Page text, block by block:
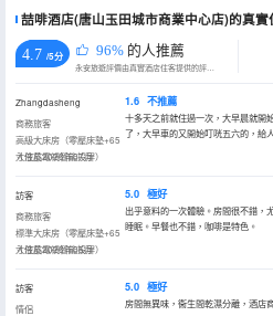
喆啡酒店(唐山玉田城市商業中心店)的真實
4.7 /5分 96% 的人推薦
永安旅遊評價由真實酒店住客提供的評價。
Zhangdasheng
商務旅客
高級大床房（零壓床墊+65
寸液晶電視智能投屏）
入住於2026年07月
1.6 不推薦
十多天之前就住過一次，大早晨就開
了，大早車的又開始叮咣五六的，給
訪客
商務旅客
標準大床房（零壓床墊+65
寸液晶電視智能投屏）
入住於2026年05月
5.0 極好
出乎意料的一次體驗。房間很不錯，
睡眠。早餐也不錯，咖啡是特色。
訪客
情侶
5.0 極好
房間無異味，衞生間乾濕分離，酒店